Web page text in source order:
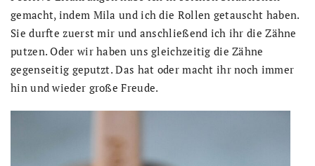
gemacht, indem Mila und ich die Rollen getauscht haben.
Sie durfte zuerst mir und anschließend ich ihr die Zähne
putzen. Oder wir haben uns gleichzeitig die Zähne
gegenseitig geputzt. Das hat oder macht ihr noch immer
hin und wieder große Freude.